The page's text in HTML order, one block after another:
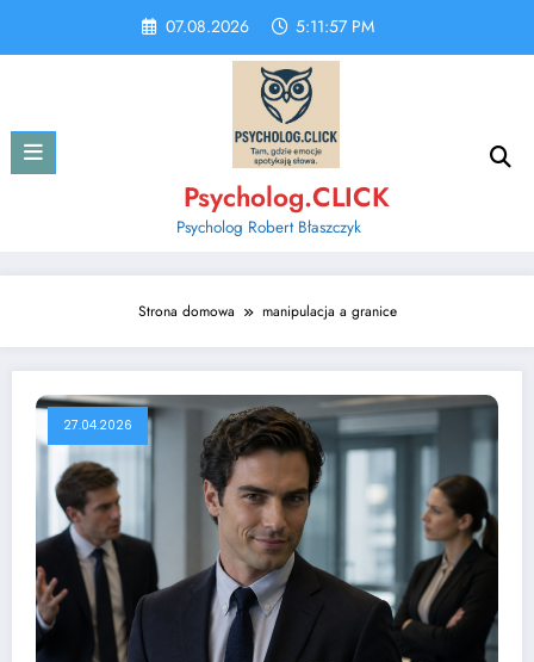
content
07.08.2026 5:11:57 PM
Psycholog.CLICK
Psycholog Robert Błaszczyk
Strona domowa manipulacja a granice
27.04.2026